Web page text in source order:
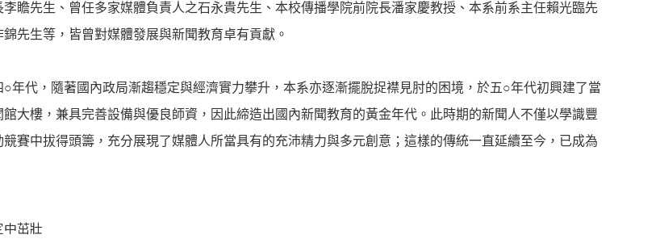
瞻先生、曾任多家媒體負責人之石永貴先生、本校傳播學院前院長潘家慶教授、本系前系主任賴光臨先
先生等，皆曾對媒體發展與新聞教育卓有貢獻。
○年代，隨著國內政局漸趨穩定與經濟實力攀升，本系亦逐漸擺脫捉襟見肘的困境，於五○年代初興建了當
館大樓，兼具完善設備與優良師資，因此締造出國內新聞教育的黃金年代。此時期的新聞人不僅以學識豐
賽中拔得頭籌，充分展現了媒體人所當具有的充沛精力與多元創意；這樣的傳統一直延續至今，已成為
茁壯